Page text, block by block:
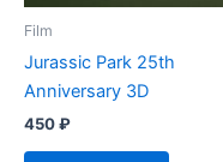
Film
Jurassic Park 25th
Anniversary 3D
450₽